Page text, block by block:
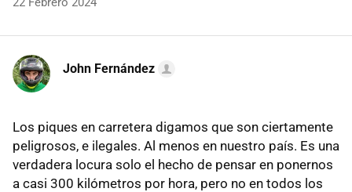
John Fernández
Los piques en carretera digamos que son ciertamente
peligrosos, e ilegales. Al menos en nuestro país. Es una
verdadera locura solo el hecho de pensar en ponernos
a casi 300 kilómetros por hora, pero no en todos los